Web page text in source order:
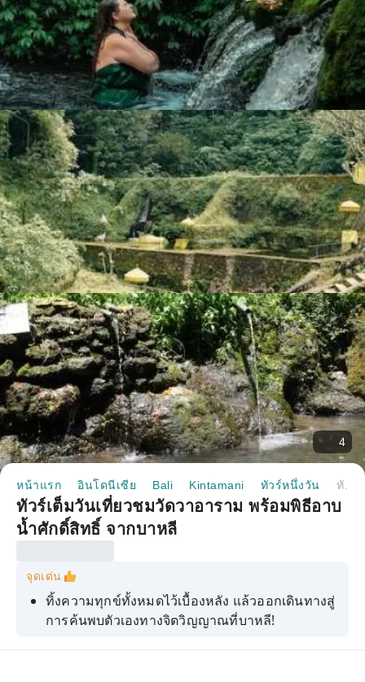
4
หน้าแรก อินโดนีเซีย Bali Kintamani ทัวร์หนึ่งวัน
ทัวร์เต็มวันเที่ยวชมวัดวาอาราม พร้อมพิธีอาบ
น้ำศักดิ์สิทธิ์ จากบาหลี
จุดเด่น
ทิ้งความทุกข์ทั้งหมดไว้เบื้องหลัง แล้วออกเดินทางสู่
การค้นพบตัวเองทางจิตวิญญาณที่บาหลี!